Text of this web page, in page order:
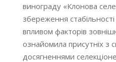
винограду «Клонова
збереження
впливом факторів
ознайомила присутніх з
досягненнями